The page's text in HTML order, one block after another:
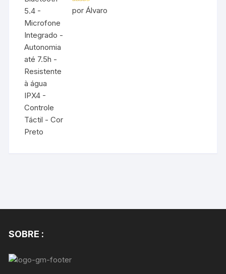
Avaliação5
de 5
por Álvaro
SOBRE :